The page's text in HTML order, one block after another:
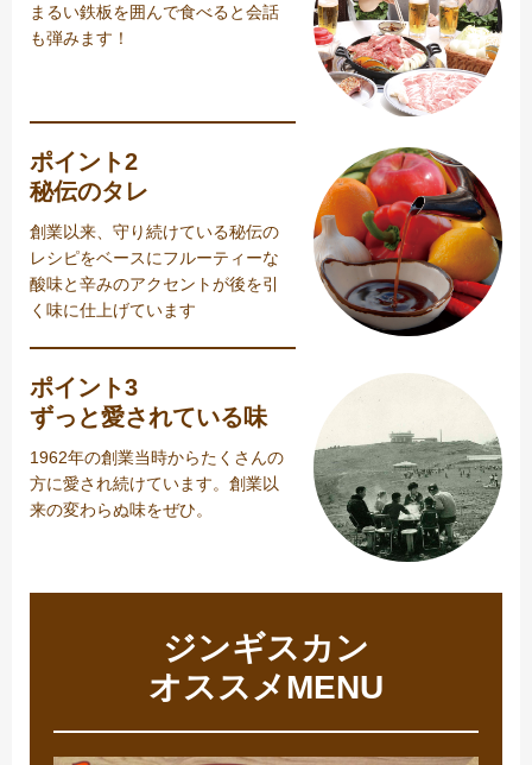
まるい鉄板を囲んで食べると会話
も弾みます！
ポイント2
秘伝のタレ
創業以来、守り続けている秘伝の
レシピをベースにフルーティーな
酸味と辛みのアクセントが後を引
く味に仕上げています
ポイント3
ずっと愛されている味
1962年の創業当時からたくさんの
方に愛され続けています。創業以
来の変わらぬ味をぜひ。
ジンギスカン
オススメMENU